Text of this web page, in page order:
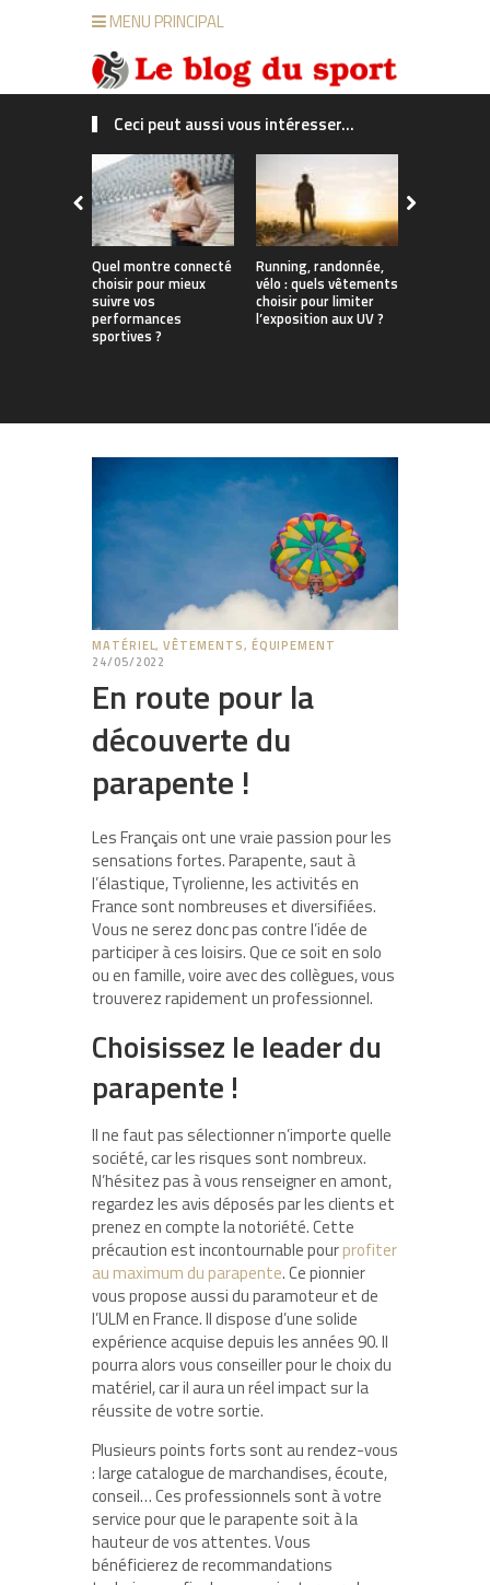
MENU PRINCIPAL
Ceci peut aussi vous intéresser...
Quel montre connecté
choisir pour mieux
suivre vos
performances
sportives ?
Running, randonnée,
vélo : quels vêtements
choisir pour limiter
l’exposition aux UV ?
MATÉRIEL, VÊTEMENTS, ÉQUIPEMENT
24/05/2022
En route pour la
découverte du
parapente !
Les Français ont une vraie passion pour les
sensations fortes. Parapente, saut à
l’élastique, Tyrolienne, les activités en
France sont nombreuses et diversifiées.
Vous ne serez donc pas contre l’idée de
participer à ces loisirs. Que ce soit en solo
ou en famille, voire avec des collègues, vous
trouverez rapidement un professionnel.
Choisissez le leader du
parapente !
Il ne faut pas sélectionner n’importe quelle
société, car les risques sont nombreux.
N’hésitez pas à vous renseigner en amont,
regardez les avis déposés par les clients et
prenez en compte la notoriété. Cette
précaution est incontournable pourprofiter
au maximum du parapente. Ce pionnier
vous propose aussi du paramoteur et de
l’ULM en France. Il dispose d’une solide
expérience acquise depuis les années 90. Il
pourra alors vous conseiller pour le choix du
matériel, car il aura un réel impact sur la
réussite de votre sortie.
Plusieurs points forts sont au rendez-vous
: large catalogue de marchandises, écoute,
conseil… Ces professionnels sont à votre
service pour que le parapente soit à la
hauteur de vos attentes. Vous
bénéficierez de recommandations